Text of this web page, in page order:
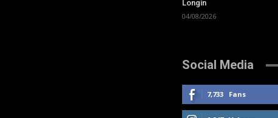
Longin
04/08/2026
Social Media
7,733 Fans